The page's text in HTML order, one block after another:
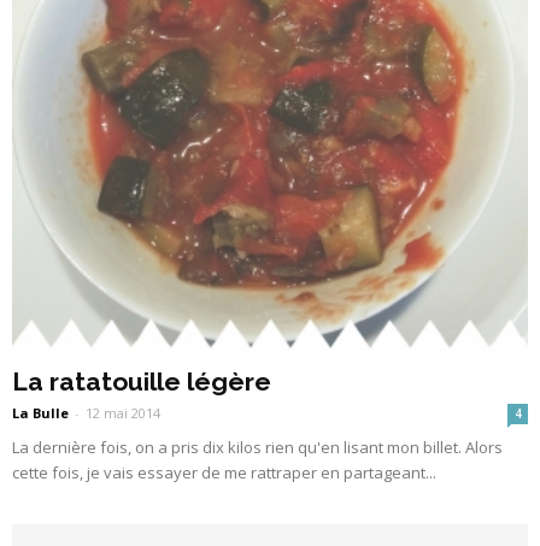
La ratatouille légère
La Bulle - 12 mai 2014 4
La dernière fois, on a pris dix kilos rien qu'en lisant mon billet. Alors
cette fois, je vais essayer de me rattraper en partageant...